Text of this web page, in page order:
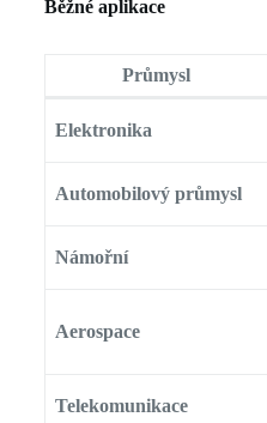
Běžné aplikace
Průmysl
Elektronika
Automobilový průmysl
Námořní
Aerospace
Telekomunikace